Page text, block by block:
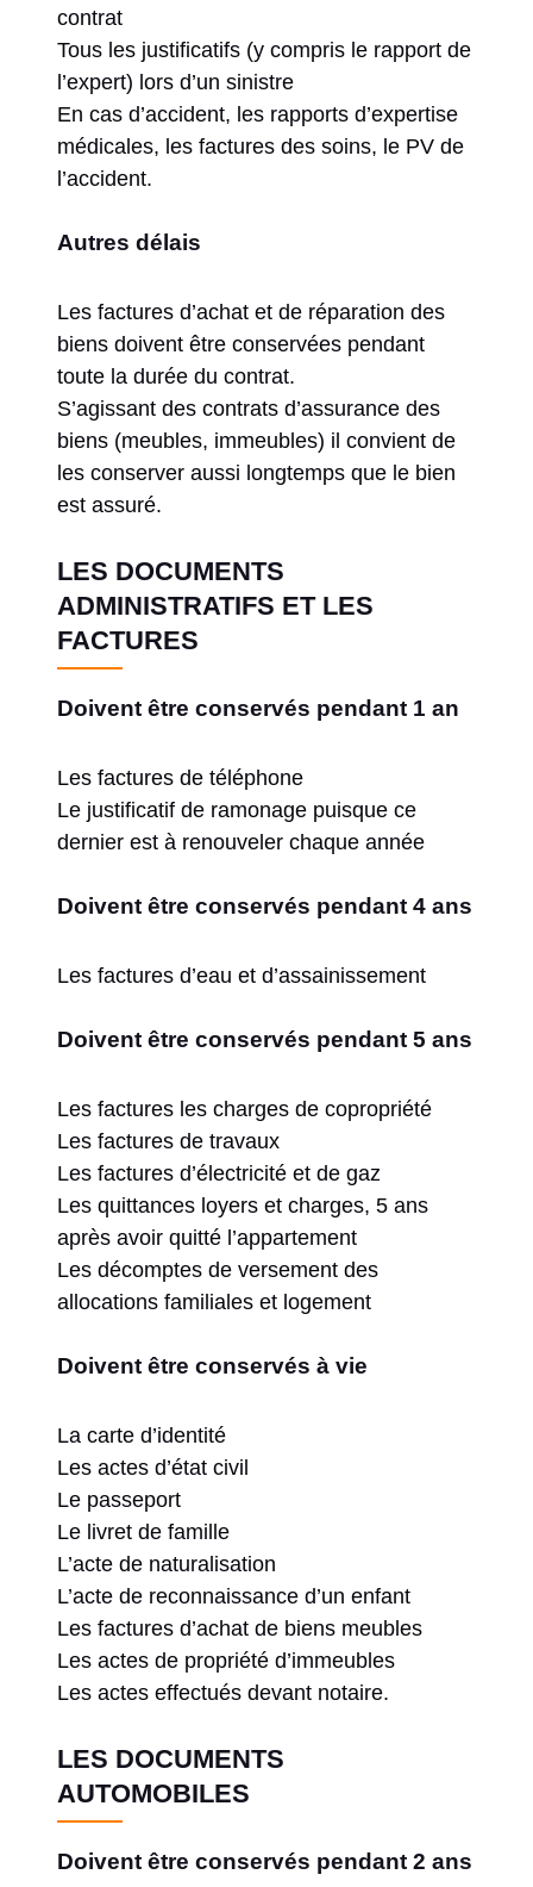
contrat
Tous les justificatifs (y compris le rapport de
l’expert) lors d’un sinistre
En cas d’accident, les rapports d’expertise
médicales, les factures des soins, le PV de
l’accident.
Autres délais
Les factures d’achat et de réparation des
biens doivent être conservées pendant
toute la durée du contrat.
S’agissant des contrats d’assurance des
biens (meubles, immeubles) il convient de
les conserver aussi longtemps que le bien
est assuré.
LES DOCUMENTS
ADMINISTRATIFS ET LES
FACTURES
Doivent être conservés pendant 1 an
Les factures de téléphone
Le justificatif de ramonage puisque ce
dernier est à renouveler chaque année
Doivent être conservés pendant 4 ans
Les factures d’eau et d’assainissement
Doivent être conservés pendant 5 ans
Les factures les charges de copropriété
Les factures de travaux
Les factures d’électricité et de gaz
Les quittances loyers et charges, 5 ans
après avoir quitté l’appartement
Les décomptes de versement des
allocations familiales et logement
Doivent être conservés à vie
La carte d’identité
Les actes d’état civil
Le passeport
Le livret de famille
L’acte de naturalisation
L’acte de reconnaissance d’un enfant
Les factures d’achat de biens meubles
Les actes de propriété d’immeubles
Les actes effectués devant notaire.
LES DOCUMENTS
AUTOMOBILES
Doivent être conservés pendant 2 ans